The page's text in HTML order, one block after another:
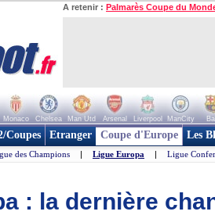
A retenir : Palmarès Coupe du
Monaco Chelsea Man Utd Arsenal Liverpool ManCity
Coupes Etranger Coupe d'Europe Les
des Champions | Ligue Europa | Ligue
: la dernière